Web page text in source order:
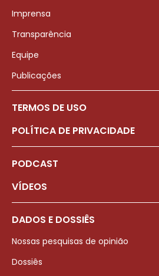
Imprensa
Transparência
Equipe
Publicações
TERMOS DE USO
POLÍTICA DE PRIVACIDADE
PODCAST
VÍDEOS
DADOS E DOSSIÊS
Nossas pesquisas de opinião
Dossiês